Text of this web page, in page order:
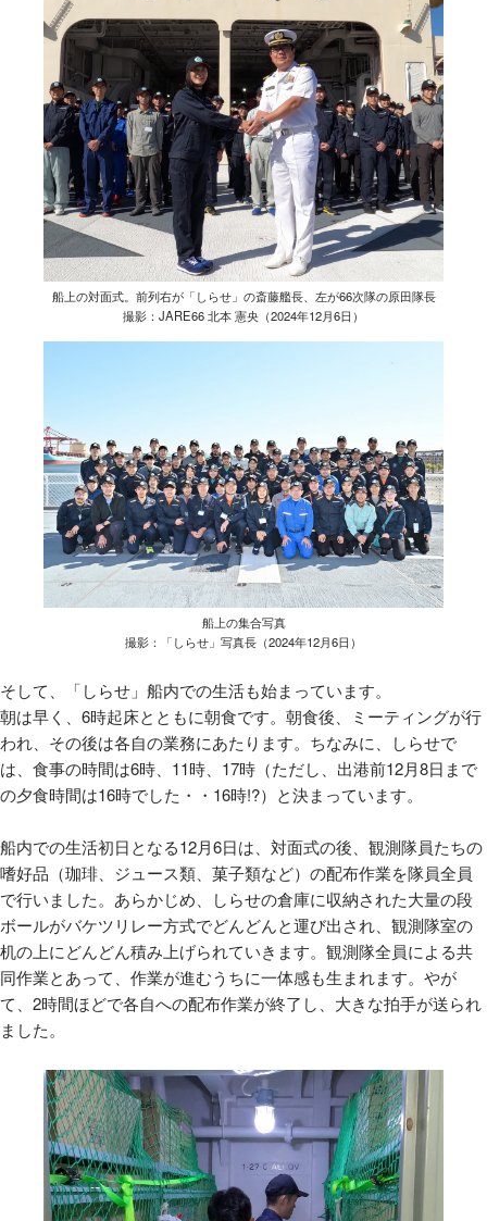
船上の対面式。前列右が「しらせ」の斎藤艦長、左が66次隊の原田隊長
撮影：JARE66 北本 憲央（2024年12月6日）
船上の集合写真
撮影：「しらせ」写真長（2024年12月6日）
そして、「しらせ」船内での生活も始まっています。
朝は早く、6時起床とともに朝食です。朝食後、ミーティングが行
われ、その後は各自の業務にあたります。ちなみに、しらせで
は、食事の時間は6時、11時、17時（ただし、出港前12月8日まで
の夕食時間は16時でした・・16時!?）と決まっています。
船内での生活初日となる12月6日は、対面式の後、観測隊員たちの
嗜好品（珈琲、ジュース類、菓子類など）の配布作業を隊員全員
で行いました。あらかじめ、しらせの倉庫に収納された大量の段
ボールがバケツリレー方式でどんどんと運び出され、観測隊室の
机の上にどんどん積み上げられていきます。観測隊全員による共
同作業とあって、作業が進むうちに一体感も生まれます。やが
て、2時間ほどで各自への配布作業が終了し、大きな拍手が送られ
ました。